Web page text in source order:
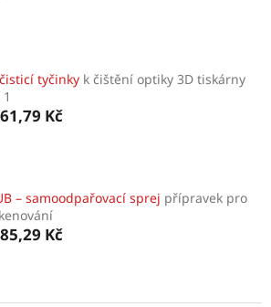
čisticí tyčinky k čištění optiky 3D tiskárny
Kč
– samoodpařovací sprej přípravek pro
Kč